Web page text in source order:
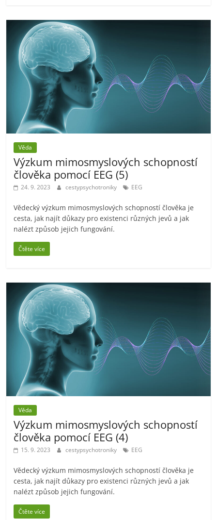
Věda
Výzkum mimosmyslových schopností
člověka pomocí EEG (5)
24. 9. 2023 cestypsychotroniky EEG
Vědecký výzkum mimosmyslových schopností člověka je
cesta, jak najít důkazy pro existenci různých jevů a jak
nalézt způsob jejich fungování.
Čtěte více
Věda
Výzkum mimosmyslových schopností
člověka pomocí EEG (4)
15. 9. 2023 cestypsychotroniky EEG
Vědecký výzkum mimosmyslových schopností člověka je
cesta, jak najít důkazy pro existenci různých jevů a jak
nalézt způsob jejich fungování.
Čtěte více